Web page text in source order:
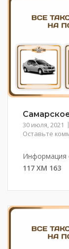
30 июля, 2021
Оставьте
Информация
117 ХМ 163